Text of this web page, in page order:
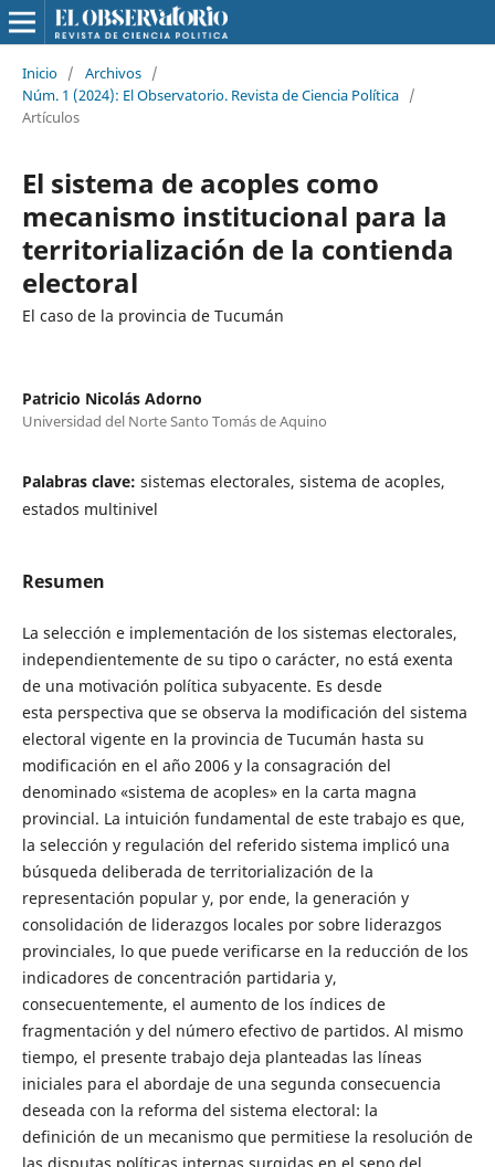
Inicio / Archivos /
Núm. 1 (2024): El Observatorio. Revista de Ciencia Política /
Artículos
El sistema de acoples como
mecanismo institucional para la
territorialización de la contienda
electoral
El caso de la provincia de Tucumán
Patricio Nicolás Adorno
Universidad del Norte Santo Tomás de Aquino
Palabras clave: sistemas electorales, sistema de acoples,
estados multinivel
Resumen
La selección e implementación de los sistemas electorales,
independientemente de su tipo o carácter, no está exenta
de una motivación política subyacente. Es desde
esta perspectiva que se observa la modificación del sistema
electoral vigente en la provincia de Tucumán hasta su
modificación en el año 2006 y la consagración del
denominado «sistema de acoples» en la carta magna
provincial. La intuición fundamental de este trabajo es que,
la selección y regulación del referido sistema implicó una
búsqueda deliberada de territorialización de la
representación popular y, por ende, la generación y
consolidación de liderazgos locales por sobre liderazgos
provinciales, lo que puede verificarse en la reducción de los
indicadores de concentración partidaria y,
consecuentemente, el aumento de los índices de
fragmentación y del número efectivo de partidos. Al mismo
tiempo, el presente trabajo deja planteadas las líneas
iniciales para el abordaje de una segunda consecuencia
deseada con la reforma del sistema electoral: la
definición de un mecanismo que permitiese la resolución de